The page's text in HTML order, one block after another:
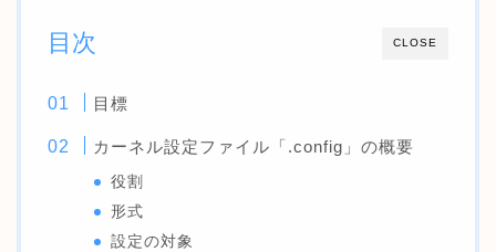
CLOSE
目次
目標
カーネル設定ファイル「.config」の概要
役割
形式
設定の対象